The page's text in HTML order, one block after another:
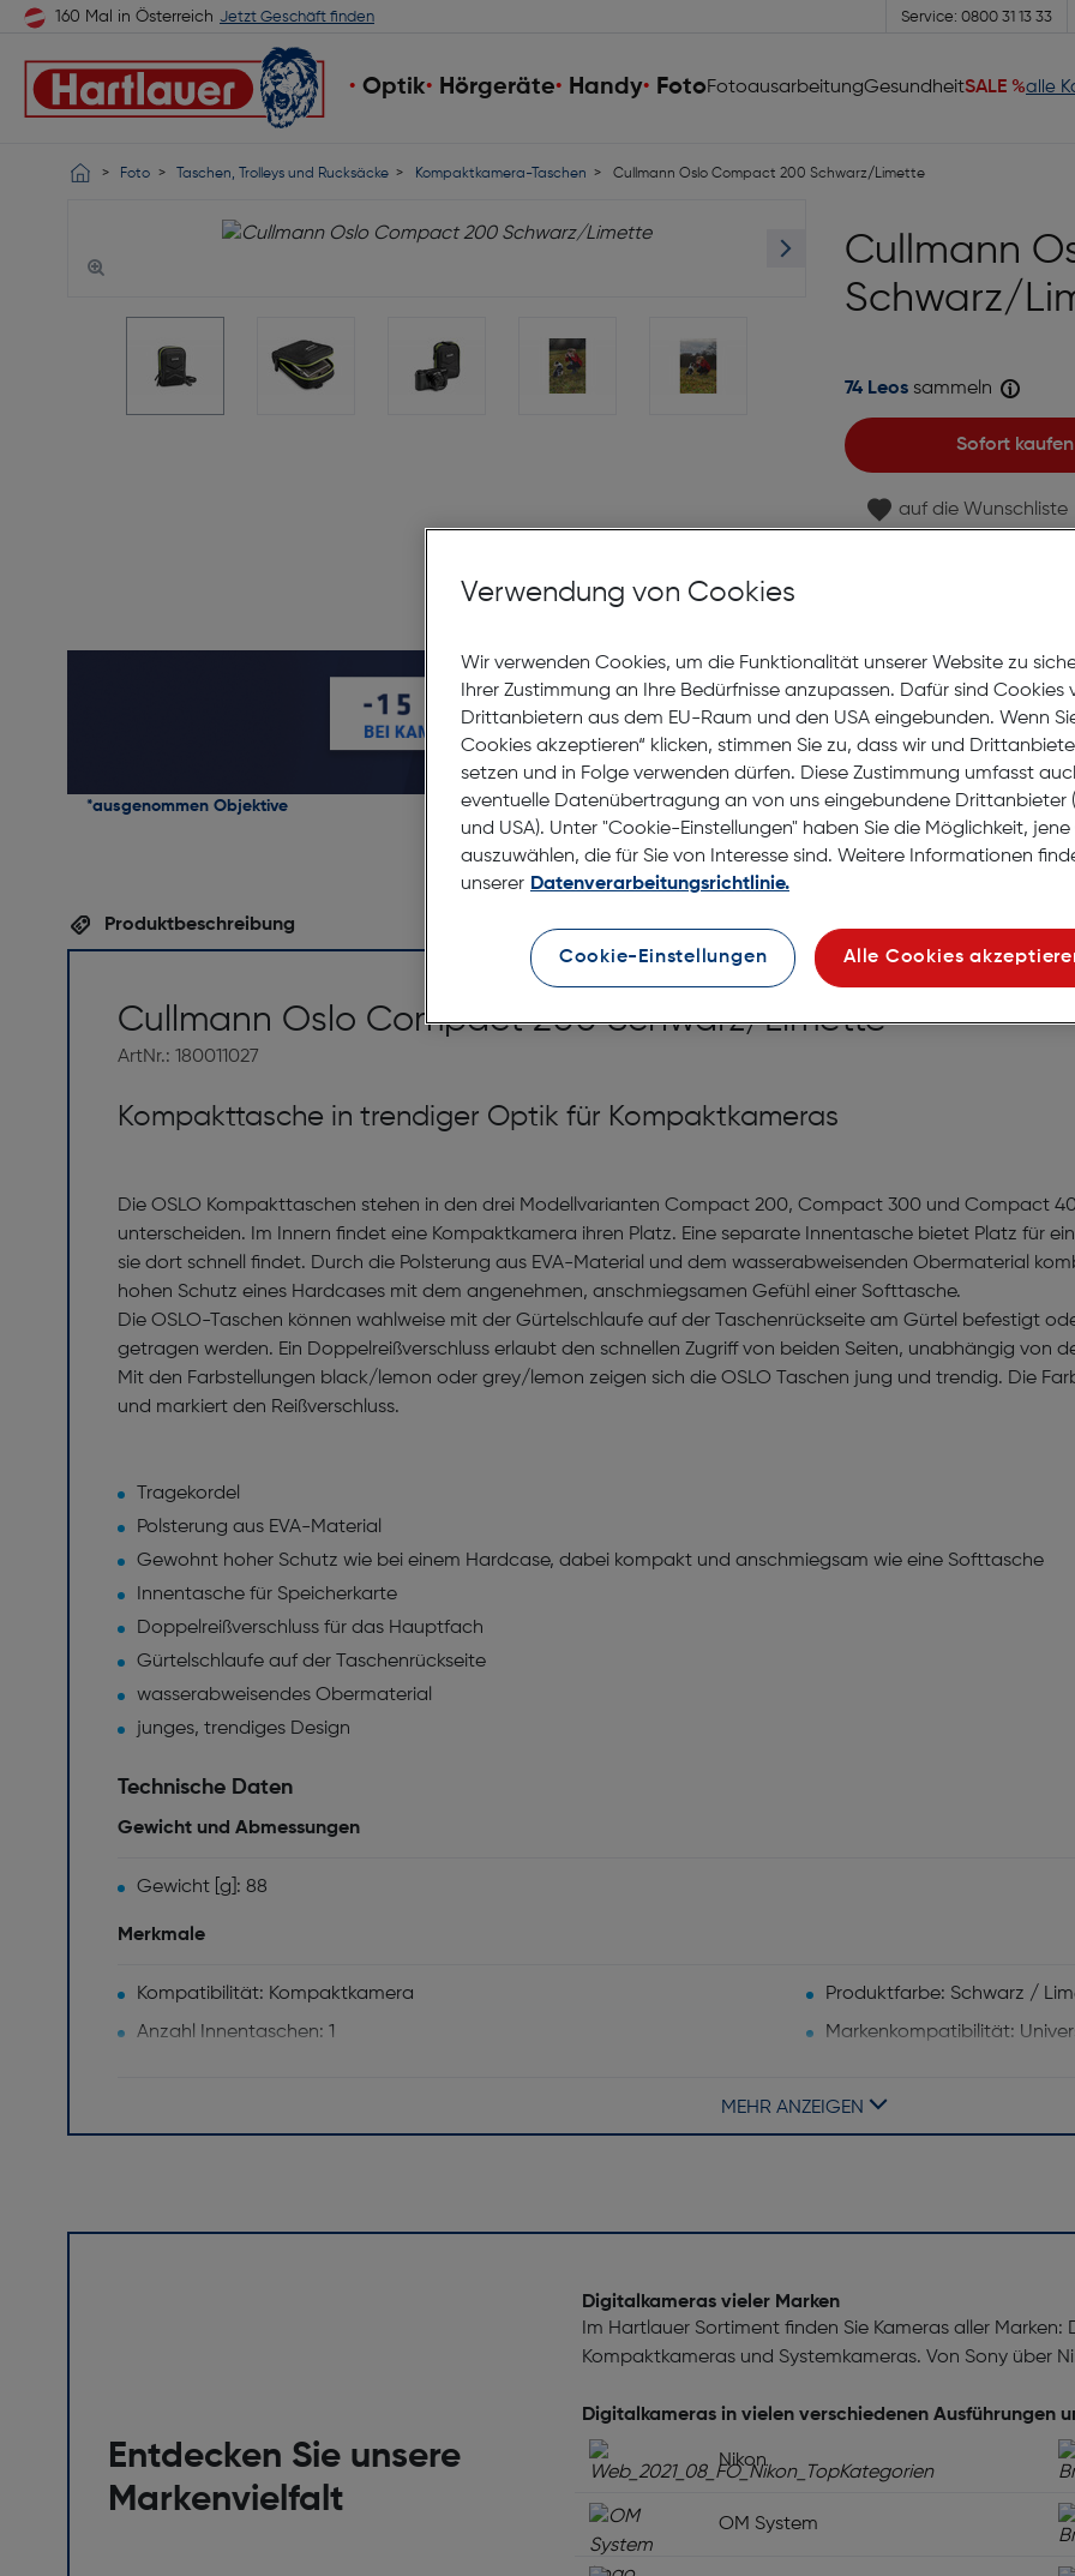
160 Mal in Österreich Jetzt Geschäft finden Service: 0800 31 13 33
Optik Hörgeräte Handy FotoFotoausarbeitungGesundheitSALE %alle
Foto Taschen, Trolleys und Rucksäcke Kompaktkamera-Taschen Cullmann Oslo Compact 200 Schwarz/Limette
Cullmann
Schwarz/
74 Leos sammeln
Sofort kaufen
auf die Wunschliste
*ausgenommen Objektive
Produktbeschreibung
Cullmann Oslo Compact 200 Schwarz/Limette
ArtNr.: 180011027
Kompakttasche in trendiger Optik für Kompaktkameras
Die OSLO Kompakttaschen stehen in den drei Modellvarianten Compact 200, Compact 300 und Compact
unterscheiden. Im Innern findet eine Kompaktkamera ihren Platz. Eine separate Innentasche bietet Platz für
sie dort schnell findet. Durch die Polsterung aus EVA-Material und dem wasserabweisenden Obermaterial
hohen Schutz eines Hardcases mit dem angenehmen, anschmiegsamen Gefühl einer Softtasche.
Die OSLO-Taschen können wahlweise mit der Gürtelschlaufe auf der Taschenrückseite am Gürtel befestigt
getragen werden. Ein Doppelreißverschluss erlaubt den schnellen Zugriff von beiden Seiten, unabhängig von
Mit den Farbstellungen black/lemon oder grey/lemon zeigen sich die OSLO Taschen jung und trendig. Die
und markiert den Reißverschluss.
Tragekordel
Polsterung aus EVA-Material
Gewohnt hoher Schutz wie bei einem Hardcase, dabei kompakt und anschmiegsam wie eine Softtasche
Innentasche für Speicherkarte
Doppelreißverschluss für das Hauptfach
Gürtelschlaufe auf der Taschenrückseite
wasserabweisendes Obermaterial
junges, trendiges Design
Technische Daten
Gewicht und Abmessungen
Gewicht [g]: 88
Merkmale
Kompatibilität: Kompaktkamera
Produktfarbe: Schwarz /
Anzahl Innentaschen: 1
Markenkompatibilität:
Abmessungen (BxTxH) [mm]: 70x30x100 Tragestil: am Handgelenk,
MEHR ANZEIGEN
Entdecken Sie unsere
Markenvielfalt
Digitalkameras vieler Marken
Im Hartlauer Sortiment finden Sie Kameras aller
Kompaktkameras und Systemkameras. Von Sony über
Digitalkameras in vielen verschiedenen Ausführungen
Nikon
OM System
Verwendung von Cookies
Wir verwenden Cookies, um die Funktionalität unserer Website zu
Ihrer Zustimmung an Ihre Bedürfnisse anzupassen. Dafür sind Cookies
Drittanbietern aus dem EU-Raum und den USA eingebunden. Wenn
Cookies akzeptieren“ klicken, stimmen Sie zu, dass wir und
setzen und in Folge verwenden dürfen. Diese Zustimmung umfasst
eventuelle Datenübertragung an von uns eingebundene Drittanbieter
und USA). Unter "Cookie-Einstellungen" haben Sie die Möglichkeit,
auszuwählen, die für Sie von Interesse sind. Weitere Informationen
unserer Datenverarbeitungsrichtlinie.
Cookie-Einstellungen Alle Cookies